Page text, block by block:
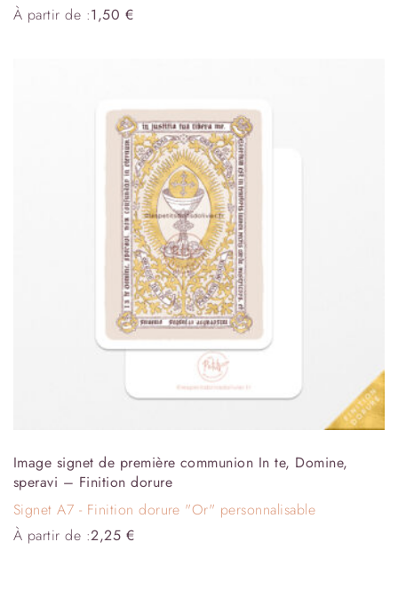
À partir de :1,50 €
Image signet de première communion In te, Domine,
speravi – Finition dorure
Signet A7 - Finition dorure "Or" personnalisable
À partir de :2,25 €